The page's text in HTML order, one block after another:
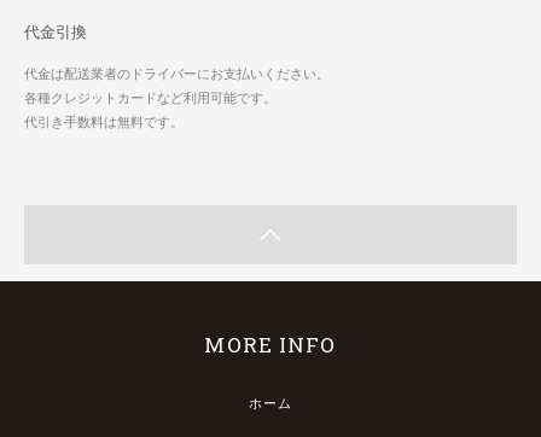
代金引換
代金は配送業者のドライバーにお支払いください。
各種クレジットカードなど利用可能です。
代引き手数料は無料です。
MORE INFO
ホーム